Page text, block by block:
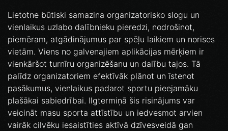
Lietotne būtiski samazina organizatorisko slogu un
vienlaikus uzlabo dalībnieku pieredzi, nodrošinot,
piemēram, atgādinājumus par spēļu laikiem un norises
vietām. Viens no galvenajiem aplikācijas mērķiem ir
vienkāršot turnīru organizēšanu un dalību tajos. Tā
palīdz organizatoriem efektīvāk plānot un īstenot
pasākumus, vienlaikus padarot sportu pieejamāku
plašākai sabiedrībai. Ilgtermiņā šis risinājums var
veicināt masu sporta attīstību un iedvesmot arvien
vairāk cilvēku iesaistīties aktīvā dzīvesveidā gan